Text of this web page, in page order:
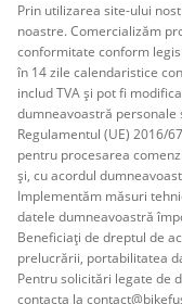
Prin utilizarea site-ului
noastre. Comercializăm
conformitate conform
în 14 zile calendaristice
includ TVA și pot fi
dumneavoastră
Regulamentul (UE) 2016/
pentru procesarea
și, cu acordul
Implementăm măsuri
datele dumneavoastră
Beneficiați de dreptul de
prelucrării, portabilitatea
Pentru solicitări legate de
contacta la